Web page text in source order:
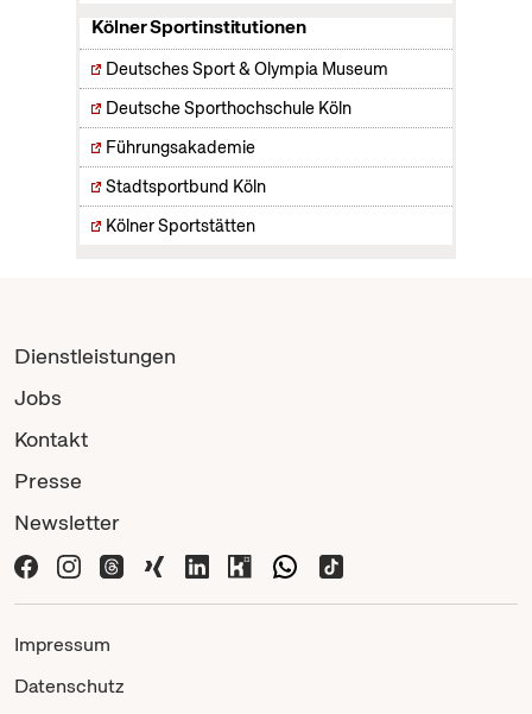
Kölner Sportinstitutionen
Deutsches Sport & Olympia Museum
Deutsche Sporthochschule Köln
Führungsakademie
Stadtsportbund Köln
Kölner Sportstätten
Dienstleistungen
Jobs
Kontakt
Presse
Newsletter
Impressum
Datenschutz